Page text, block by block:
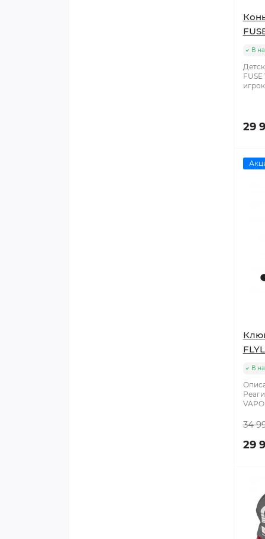
В
29
В
34
29